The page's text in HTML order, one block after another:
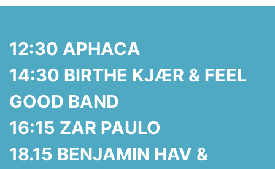
12:30 APHACA
14:30 BIRTHE KJÆR & FEEL
GOOD BAND
16:15 ZAR PAULO
18.15 BENJAMIN HAV &